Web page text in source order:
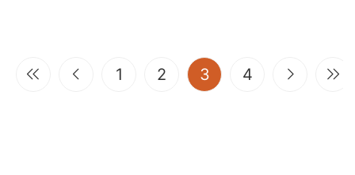
1 2 3(current)
4